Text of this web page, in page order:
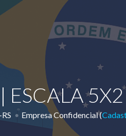
Empresa Confidencial (